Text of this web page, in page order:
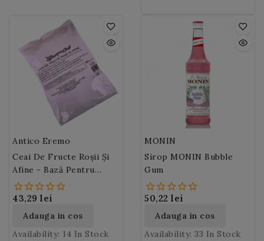
Antico Eremo
Ceai De Fructe Roșii Și
Afine - Bază Pentru
Bubble Tea 500 Gr
43,29 lei
Adauga in cos
Availability: 14 In Stock
MONIN
Sirop MONIN Bubble
Gum
50,22 lei
Adauga in cos
Availability: 33 In Stock